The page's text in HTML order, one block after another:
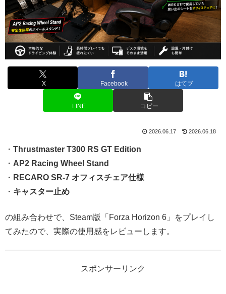
X Facebook はてブ
LINE コピー
2026.06.17 2026.06.18
・ Thrustmaster T300 RS GT Edition
・ AP2 Racing Wheel Stand
・ RECARO SR-7 オフィスチェア仕様
・ キャスター止め
の組み合わせで、Steam版「Forza Horizon 6」をプレイし
てみたので、実際の使用感をレビューします。
スポンサーリンク